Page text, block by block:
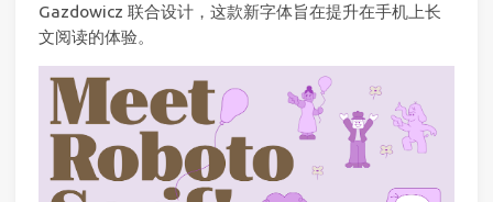
Gazdowicz 联合设计，这款新字体旨在提升在手机上长
文阅读的体验。